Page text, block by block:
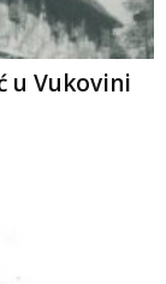
u Vukovini